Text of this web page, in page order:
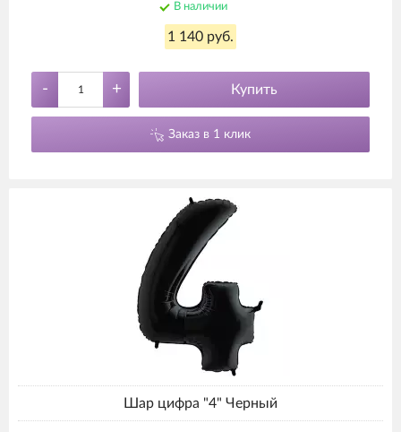
В наличии
1 140 руб.
- + Купить
Заказ в 1 клик
Шар цифра "4" Черный